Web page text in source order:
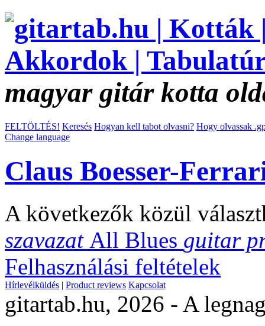
magyar gitár kotta
FELTÖLTÉS! Keresés Hogyan kell tabot olvasni? Hogy olvassak
Change language
Claus Boesser-
A következők közül
szavazat All Blues guitar
Felhasználási feltételek
Hírlevélküldés | Product reviews Kapcsolat
gitartab.hu, 2026 - A